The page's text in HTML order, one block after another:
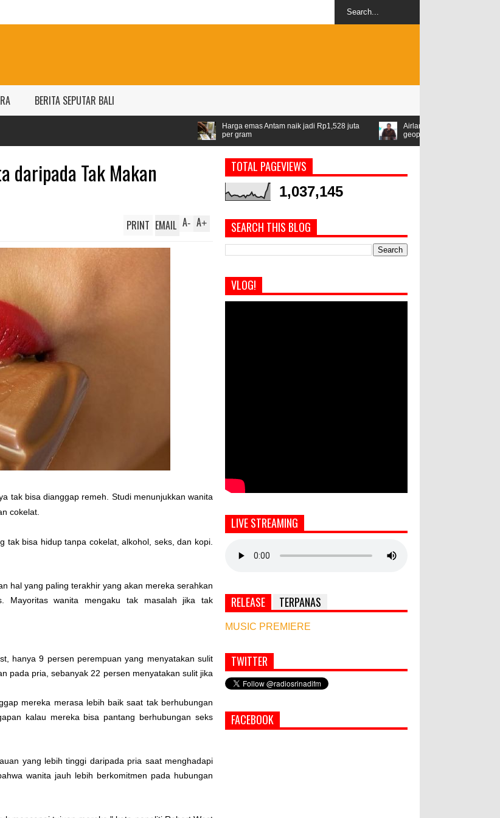
BERITA SEPUTAR BALI
Harga emas Antam naik jadi Rp1,528 juta
Airlangga: ASEAN jadi kawasan stabil di tengah
daripada Tak Makan
A+
A-
PRINT EMAIL
tak bisa dianggap remeh. Studi menunjukkan wanita
cokelat.
tak bisa hidup tanpa cokelat, alkohol, seks, dan kopi.
hal yang paling terakhir yang akan mereka serahkan
Mayoritas wanita mengaku tak masalah jika tak
hanya 9 persen perempuan yang menyatakan sulit
pada pria, sebanyak 22 persen menyatakan sulit jika
mereka merasa lebih baik saat tak berhubungan
kalau mereka bisa pantang berhubungan seks
yang lebih tinggi daripada pria saat menghadapi
wanita jauh lebih berkomitmen pada hubungan
TOTAL PAGEVIEWS
1,037,145
SEARCH THIS BLOG
VLOG!
LIVE STREAMING
RELEASE TERPANAS
MUSIC PREMIERE
Simbol Persahabatan, RI Bangun Islamic Centre
di Afghanistan
Sustainability dan Kemanusiaan
TWITTER
FACEBOOK